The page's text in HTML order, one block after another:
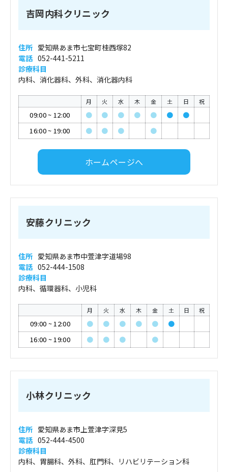
吉岡内科クリニック
住所 愛知県あま市七宝町桂西塚82
電話 052-441-5211
診療科目
内科、消化器科、外科、消化器内科
月 火 水 木 金 土 日 祝
09:00~ 12:00 ● ● ● ● ● ●
●
16:00~ 19:00 ● ● ● ●
ホームページへ
安藤クリニック
住所 愛知県あま市中萱津字道場98
電話 052-444-1508
診療科目
内科、循環器科、小児科
月 火 水 木 金 土 日 祝
09:00 ~12:00 ● ● ● ● ●
●
16:00 ~19:00 ● ● ● ●
小林クリニック
住所 愛知県あま市上萱津字深見5
電話 052-444-4500
診療科目
内科、胃腸科、外科、肛門科、リハビリテーション科